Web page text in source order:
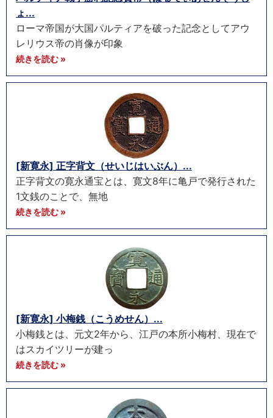
ょ...
ローマ帝国が大国パルティアを破った記念としてアウ
レリウス帝の肖像が印象
続きを読む »
[新寛永] 正字背文（せいじはいぶん）...
正字背文の寛永通宝とは、寛文8年に亀戸で発行された
1文銭のことで、無地
続きを読む »
[新寛永] 小梅銭（こうめせん）...
小梅銭とは、元文2年から、江戸の本所小梅村、現在で
はスカイツリーが建っ
続きを読む »